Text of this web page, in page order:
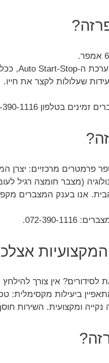
שעלולות לקצר את חייו.
072-390-1116.
מרכזיים: יצרן
אנו בענק המצברים
1116.
אין צורך
ביעילות
ומקצועית. השירות